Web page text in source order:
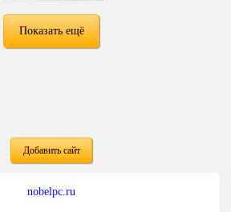
Показать ещё
Добавить сайт
nobelpc.ru